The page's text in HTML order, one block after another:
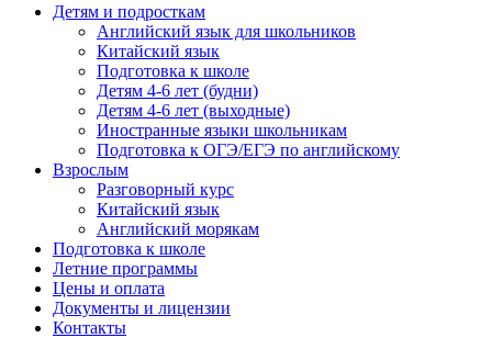
Детям и подросткам
Английский язык для школьников
Китайский язык
Подготовка к школе
Детям 4-6 лет (будни)
Детям 4-6 лет (выходные)
Иностранные языки школьникам
Подготовка к ОГЭ/ЕГЭ по английскому
Взрослым
Разговорный курс
Китайский язык
Английский морякам
Подготовка к школе
Летние программы
Цены и оплата
Документы и лицензии
Контакты